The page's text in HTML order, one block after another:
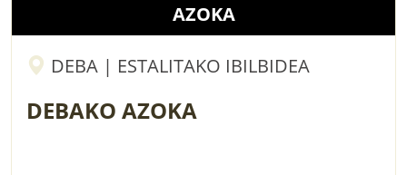
AZOKA
DEBA | ESTALITAKO IBILBIDEA
DEBAKO AZOKA